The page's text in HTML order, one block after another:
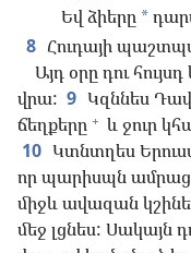
Եվ ձիերը *
8 Հուդայի
Այդ օրը դու
վրա: 9 Կզննես
ճեղքերը + և ջուր
10 Կտնտղես
որ պարիսպն
միջև ավազան
մեջ լցնես: Սակայն